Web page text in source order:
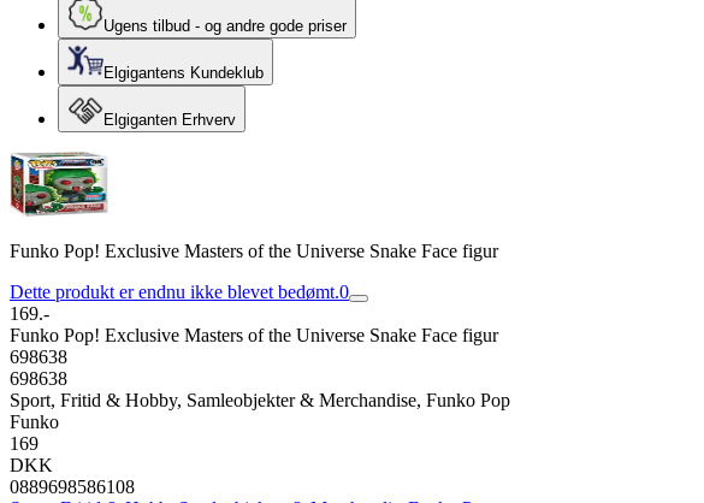
Ugens tilbud - og andre gode priser
Elgigantens Kundeklub
Elgiganten Erhverv
Funko Pop! Exclusive Masters of the Universe Snake Face figur
Dette produkt er endnu ikke blevet bedømt.0
169.-
Funko Pop! Exclusive Masters of the Universe Snake Face figur
698638
698638
Sport, Fritid & Hobby, Samleobjekter & Merchandise, Funko Pop
Funko
169
DKK
0889698586108